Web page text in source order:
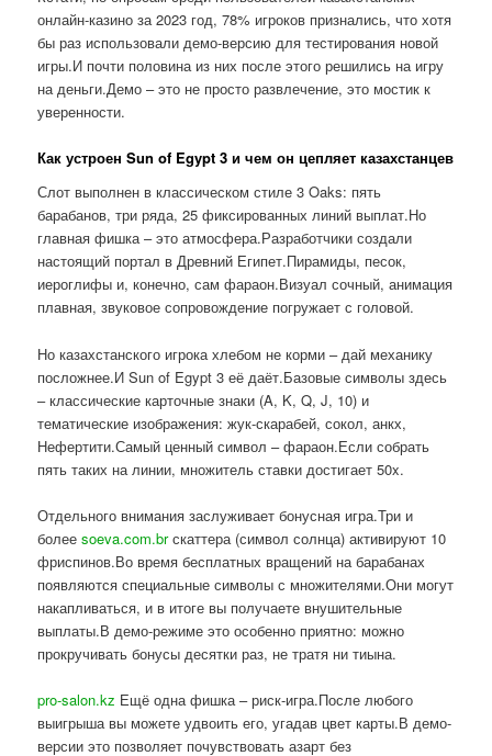
онлайн-казино за 2023 год, 78% игроков признались, что хотя
бы раз использовали демо-версию для тестирования новой
игры.И почти половина из них после этого решились на игру
на деньги.Демо – это не просто развлечение, это мостик к
уверенности.
Как устроен Sun of Egypt 3 и чем он цепляет казахстанцев
Слот выполнен в классическом стиле 3 Oaks: пять
барабанов, три ряда, 25 фиксированных линий выплат.Но
главная фишка – это атмосфера.Разработчики создали
настоящий портал в Древний Египет.Пирамиды, песок,
иероглифы и, конечно, сам фараон.Визуал сочный, анимация
плавная, звуковое сопровождение погружает с головой.
Но казахстанского игрока хлебом не корми – дай механику
посложнее.И Sun of Egypt 3 её даёт.Базовые символы здесь
– классические карточные знаки (A, K, Q, J, 10) и
тематические изображения: жук-скарабей, сокол, анкх,
Нефертити.Самый ценный символ – фараон.Если собрать
пять таких на линии, множитель ставки достигает 50x.
Отдельного внимания заслуживает бонусная игра.Три и
болееsoeva.com.brскаттера (символ солнца) активируют 10
фриспинов.Во время бесплатных вращений на барабанах
появляются специальные символы с множителями.Они могут
накапливаться, и в итоге вы получаете внушительные
выплаты.В демо-режиме это особенно приятно: можно
прокручивать бонусы десятки раз, не тратя ни тиына.
pro-salon.kz Ещё одна фишка – риск-игра.После любого
выигрыша вы можете удвоить его, угадав цвет карты.В демо-
версии это позволяет почувствовать азарт без